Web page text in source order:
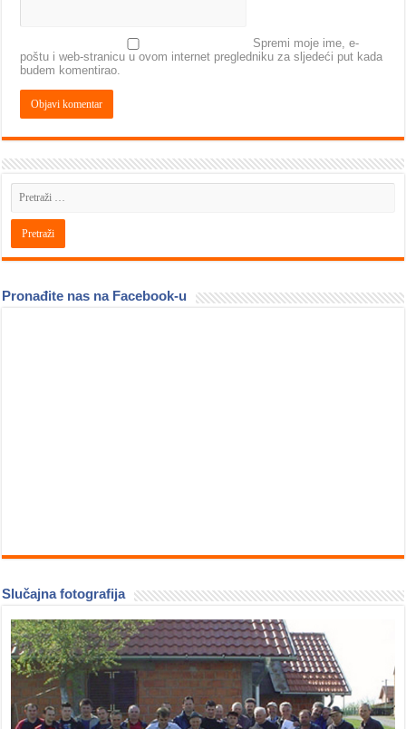
Spremi moje ime, e-
poštu i web-stranicu u ovom internet pregledniku za sljedeći put kada
budem komentirao.
Pronađite nas na Facebook-u
Slučajna fotografija